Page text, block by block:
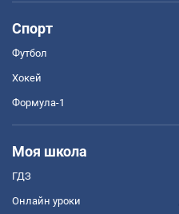
Спорт
Футбол
Хокей
Формула-1
Моя школа
ГДЗ
Онлайн уроки